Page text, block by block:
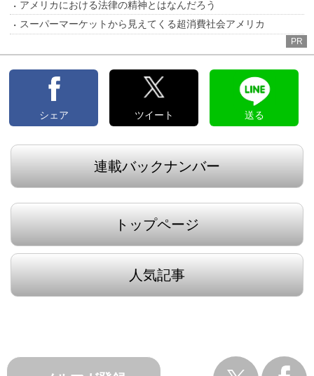
アメリカにおける法律の精神とはなんだろう
スーパーマーケットから見えてくる超消費社会アメリカ
PR
シェア ツイート 送る
連載バックナンバー
トップページ
人気記事